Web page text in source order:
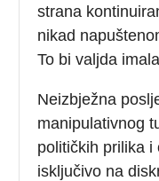
strana
nikad
To bi valjda
Neizbježna
manipulativnog
političkih prilika i
isključivo na